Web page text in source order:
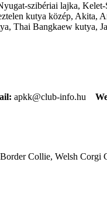
szibériai lajka,
kutya közép,
Thai Bangkaew kutya,
apkk@club-info.hu
Collie, Welsh